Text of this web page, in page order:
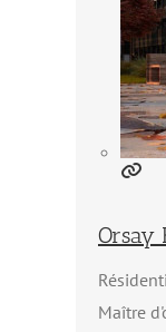
Orsay
Maître